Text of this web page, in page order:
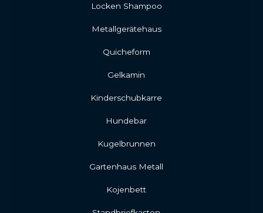
Locken Shampoo
Metallgerätehaus
Quicheform
Gelkamin
Kinderschubkarre
Hundebar
Kugelbrunnen
Gartenhaus Metall
Kojenbett